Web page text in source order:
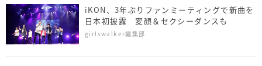
iKON、3年ぶりファンミーティングで新曲を
日本初披露 変顔＆セクシーダンスも
girlswalker編集部